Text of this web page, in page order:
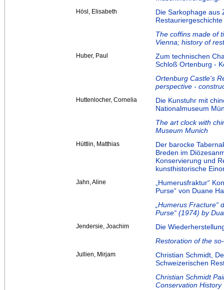
Hösl, Elisabeth
Die Sarkophage aus
The coffins made of
Vienna; history of
Huber, Paul
Zum technischen
Schloß Ortenburg -
Ortenburg Castle's
perspective -
Huttenlocher, Cornelia
Die Kunstuhr mit
Nationalmuseum
The art clock with
Museum Munich
Hüttlin, Matthias
Der barocke
Breden im
Konservierung und
kunsthistorische
Jahn, Aline
„Humerusfraktur“
Purse“ von Duane
„Humerus Fracture“
Purse“ (1974) by
Jendersie, Joachim
Die
Restoration of the
Jullien, Mirjam
Christian Schmidt,
Schweizerischen
Christian Schmidt
Conservation History